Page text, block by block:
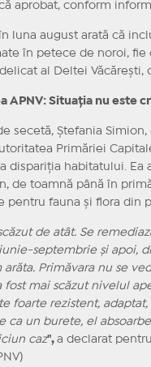
aprobat, conform
luna august arată că
în petece de noroi,
al Deltei Văcărești,
APNV: Situația nu este
secetă, Ștefania
Primăriei
dispariția habitatului.
de toamnă până în
fauna și flora din
de atât. Se
septembrie și apoi,
Primăvara nu se
fost mai scăzut nivelul
foarte rezistent,
ca un burete, el
caz", a declarat